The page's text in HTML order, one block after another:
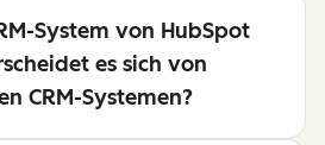
System von HubSpot
es sich von
CRM-Systemen?